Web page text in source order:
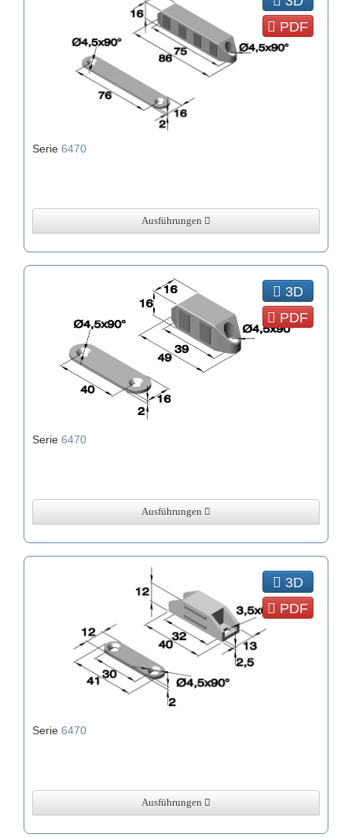
PDF
Serie 6470
Ausführungen
3D
PDF
Serie 6470
Ausführungen
3D
PDF
Serie 6470
Ausführungen